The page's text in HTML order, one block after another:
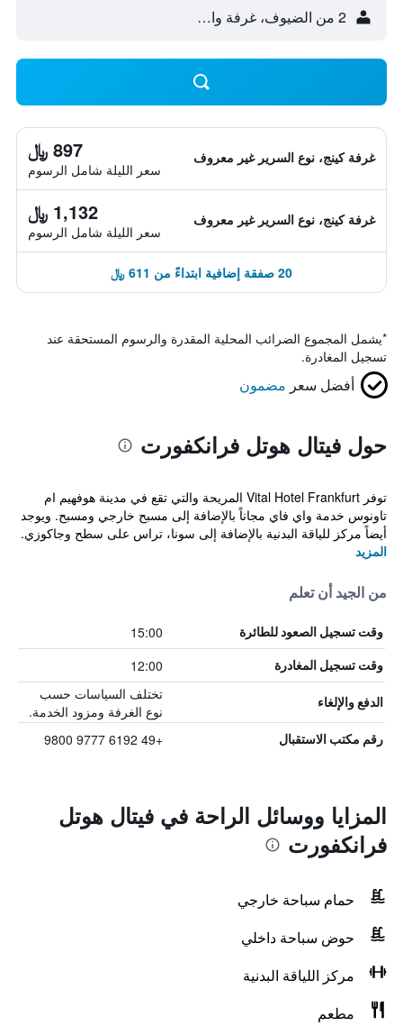
2 من الضيوف، غرفة واحدة
غرفة كينج، نوع السرير غير معروف 897 ﷼
سعر الليلة شامل الرسوم
غرفة كينج، نوع السرير غير معروف 1,132 ﷼
سعر الليلة شامل الرسوم
20 صفقة إضافية ابتداءً من 611 ﷼
*يشمل المجموع الضرائب المحلية المقدرة والرسوم المستحقة عند
تسجيل المغادرة.
أفضل سعر مضمون
حول فيتال هوتل فرانكفورت
توفر Vital Hotel Frankfurt المريحة والتي تقع في مدينة هوفهيم ام
تاونوس خدمة واي فاي مجاناً بالإضافة إلى مسبح خارجي ومسبح. ويوجد
أيضاً مركز للياقة البدنية بالإضافة إلى سونا، تراس على سطح وجاكوزي.
المزيد
من الجيد أن تعلم
وقت تسجيل الصعود للطائرة 15:00
وقت تسجيل المغادرة 12:00
الدفع والإلغاء
تختلف السياسات حسب
نوع الغرفة ومزود الخدمة.
رقم مكتب الاستقبال +49 6192 9777 9800
المزايا ووسائل الراحة في فيتال هوتل
فرانكفورت
حمام سباحة خارجي
حوض سباحة داخلي
مركز اللياقة البدنية
مطعم